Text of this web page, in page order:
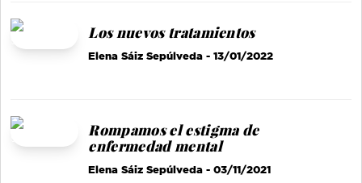
Los nuevos tratamientos
Elena Sáiz Sepúlveda - 13/01/2022
Rompamos el estigma de
enfermedad mental
Elena Sáiz Sepúlveda - 03/11/2021